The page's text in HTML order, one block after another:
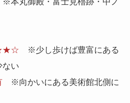
※少し歩けば豊富にある
ない
※向かいにある美術館北側に